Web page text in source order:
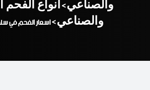
والصناعي>أنواع الفحم
والصناعي>اسعار الفحم في